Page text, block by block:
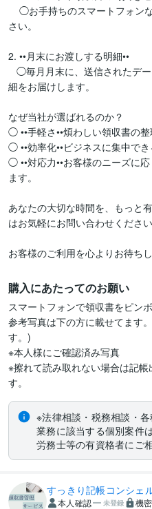
さい。
2. ••月末にお渡しする明細••
細をお届けします。
なぜ当社が選ばれるのか？
◯ ••手軽さ••煩わしい領収書の整
◯ ••効率化••ビジネスに集中でき
◯ ••対応力••お客様のニーズに
ます。
あなたの大切な時間を、もっと
はお気軽にお問い合わせくださ
お客様のご利用を心よりお待ちし
購入にあたってのお願い
スマートフォンで領収書をピン
参考写真は下の方に載せてます
す。)
※本人様にご確認済み写真
※擦れて読み取れない場合は記
※法律相談・税務相談・
業務に該当する個別案件
労務士等の有資格者にご
すっきり記帳コンシェ
本人確認 未登録 機